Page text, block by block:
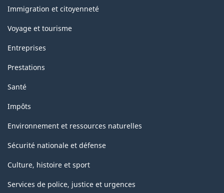
sujets
Immigration et citoyenneté
Voyage et tourisme
Entreprises
Prestations
Santé
Impôts
Environnement et ressources naturelles
Sécurité nationale et défense
Culture, histoire et sport
Services de police, justice et urgences